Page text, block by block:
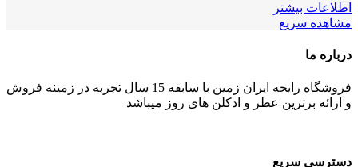
اطلاعات بیشتر
مشاهده سریع
درباره ما
فروشگاه رایحه ایران زمین با سابقه 15 سال تجربه در زمینه فروش
و ارائه برترین عطر و ادکلن های روز میباشد
دسترسی سریع